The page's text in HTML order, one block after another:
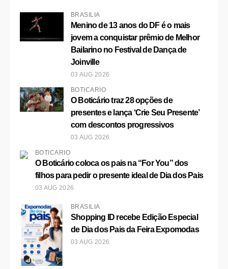
BRASÍLIA
Menino de 13 anos do DF é o mais
jovem a conquistar prêmio de Melhor
Bailarino no Festival de Dança de
Joinville
03 AUG 2026
BOTICÁRIO
O Boticário traz 28 opções de
presentes e lança ‘Crie Seu Presente’
com descontos progressivos
03 AUG 2026
BOTICÁRIO
O Boticário coloca os pais na “For You” dos
filhos para pedir o presente ideal de Dia dos Pais
03 AUG 2026
BRASÍLIA
Shopping ID recebe Edição Especial
de Dia dos Pais da Feira Expomodas
03 AUG 2026